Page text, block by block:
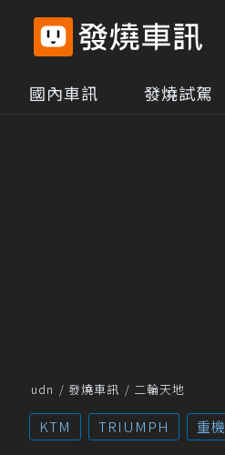
國內車訊 發燒試駕
udn 發燒車訊 二輪天地
KTM TRIUMPH 重機